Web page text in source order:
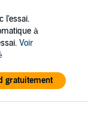
l'essai.
à
Voir
gratuitement